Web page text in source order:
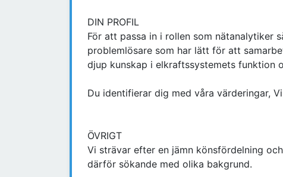
DIN PROFIL
För att passa in i rollen som nätanalytiker
problemlösare som har lätt för att
djup kunskap i elkraftssystemets funktion
Du identifierar dig med våra värderingar,
ÖVRIGT
Vi strävar efter en jämn könsfördelning
därför sökande med olika bakgrund.